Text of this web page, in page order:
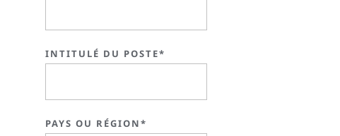
INTITULÉ DU POSTE*
PAYS OU RÉGION*